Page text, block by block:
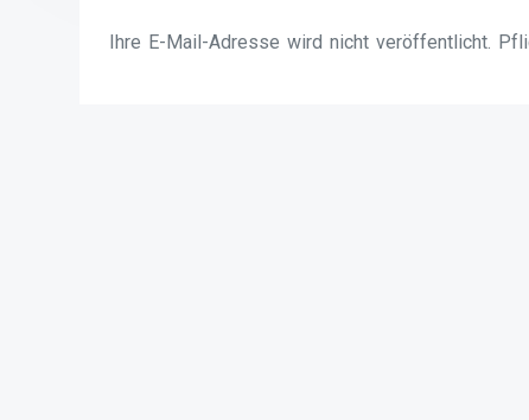
Ihre E-Mail-Adresse wird nicht veröffentlicht.